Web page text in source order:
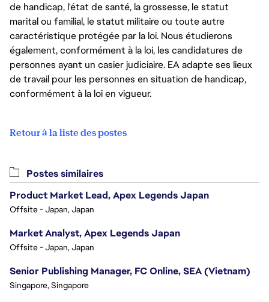
de handicap, l'état de santé, la grossesse, le statut
marital ou familial, le statut militaire ou toute autre
caractéristique protégée par la loi. Nous étudierons
également, conformément à la loi, les candidatures de
personnes ayant un casier judiciaire. EA adapte ses lieux
de travail pour les personnes en situation de handicap,
conformément à la loi en vigueur.
Retour à la liste des postes
Postes similaires
Product Market Lead, Apex Legends Japan
Offsite - Japan, Japan
Market Analyst, Apex Legends Japan
Offsite - Japan, Japan
Senior Publishing Manager, FC Online, SEA (Vietnam)
Singapore, Singapore